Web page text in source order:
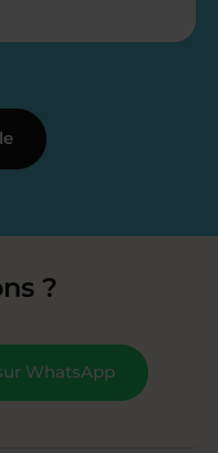
?
WhatsApp